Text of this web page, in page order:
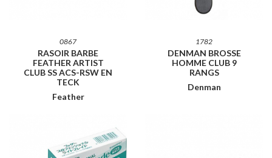
0867
RASOIR BARBE
FEATHER ARTIST
CLUB SS ACS-RSW EN
TECK
Feather
1782
DENMAN BROSSE
HOMME CLUB 9
RANGS
Denman